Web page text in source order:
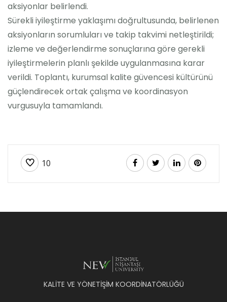
aksiyonlar belirlendi.
Sürekli iyileştirme yaklaşımı doğrultusunda, belirlenen
aksiyonların sorumluları ve takip takvimi netleştirildi;
izleme ve değerlendirme sonuçlarına göre gerekli
iyileştirmelerin planlı şekilde uygulanmasına karar
verildi. Toplantı, kurumsal kalite güvencesi kültürünü
güçlendirecek ortak çalışma ve koordinasyon
vurgusuyla tamamlandı.
10
KALİTE VE YÖNETİŞİM KOORDİNATÖRLÜĞÜ